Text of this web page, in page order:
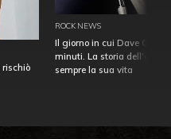
rischiò
ROCK NEWS
Il giorno in cui Dave
minuti. La storia
sempre la sua vita